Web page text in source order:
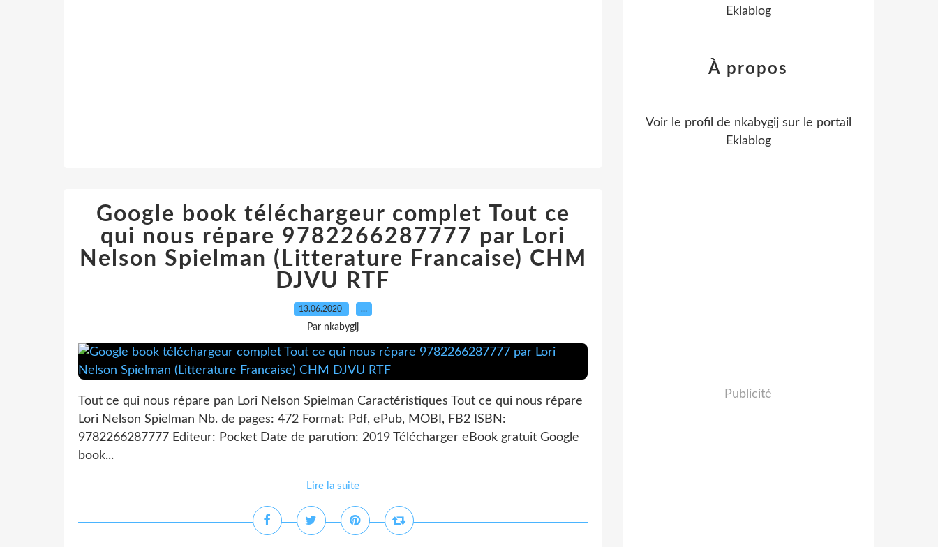
Google book téléchargeur complet Tout ce
qui nous répare 9782266287777 par Lori
Nelson Spielman (Litterature Francaise) CHM
DJVU RTF
13.06.2020 …
Par nkabygij
Tout ce qui nous répare pan Lori Nelson Spielman Caractéristiques Tout ce qui nous répare
Lori Nelson Spielman Nb. de pages: 472 Format: Pdf, ePub, MOBI, FB2 ISBN:
9782266287777 Editeur: Pocket Date de parution: 2019 Télécharger eBook gratuit Google
book...
Lire la suite
Eklablog
À propos
Voir le profil de nkabygijsur le portail
Eklablog
Publicité